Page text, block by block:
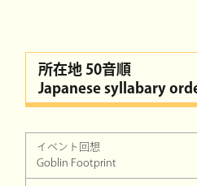
所在地 50音順
Japanese syllabary
イベント回想
Goblin Footprint